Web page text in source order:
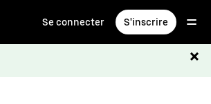
Se connecter S'inscrire